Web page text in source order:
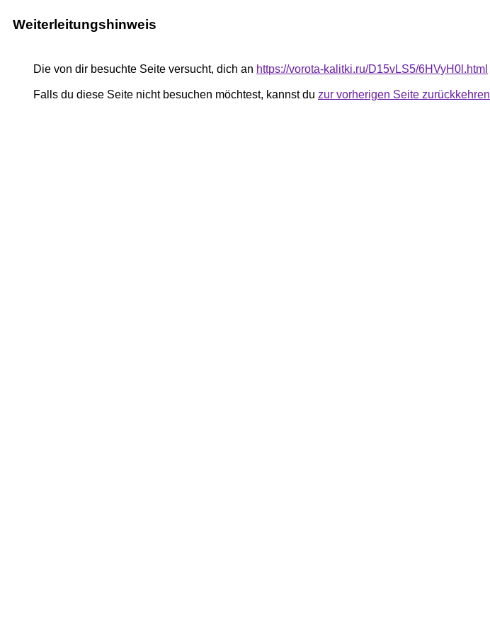
Weiterleitungshinweis
Die von dir besuchte Seite versucht, dich an https://vorota-kalitki.ru/D15vLS5/6HVyH0l.html
Falls du diese Seite nicht besuchen möchtest, kannst du zur vorherigen Seite zurückkehren